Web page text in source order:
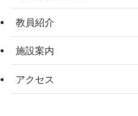
教員紹介
施設案内
アクセス